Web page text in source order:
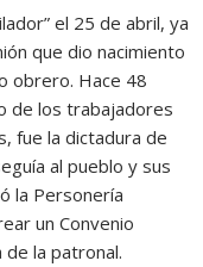
el 25 de abril, ya
que dio nacimiento
obrero. Hace 48
de los trabajadores
fue la dictadura de
al pueblo y sus
la Personería
un Convenio
la patronal.